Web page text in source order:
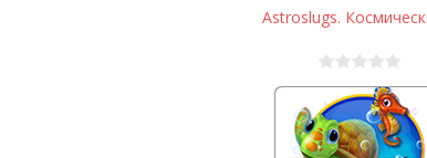
Astroslugs.